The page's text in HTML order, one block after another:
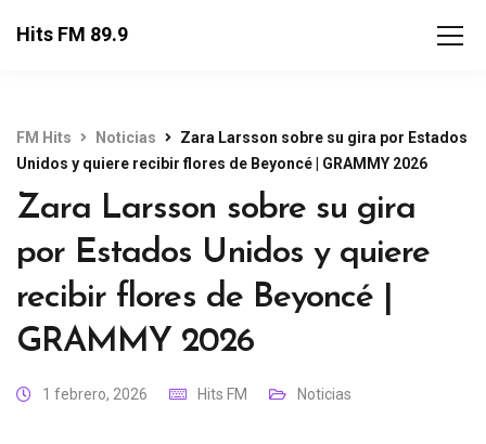
Hits FM 89.9
FM Hits Noticias
Zara Larsson sobre su gira por Estados
Unidos y quiere recibir flores de Beyoncé | GRAMMY 2026
Zara Larsson sobre su gira
por Estados Unidos y quiere
recibir flores de Beyoncé |
GRAMMY 2026
1 febrero, 2026 Hits FM Noticias